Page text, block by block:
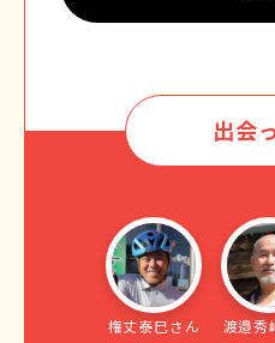
出会
権丈泰巳さん 渡邉秀